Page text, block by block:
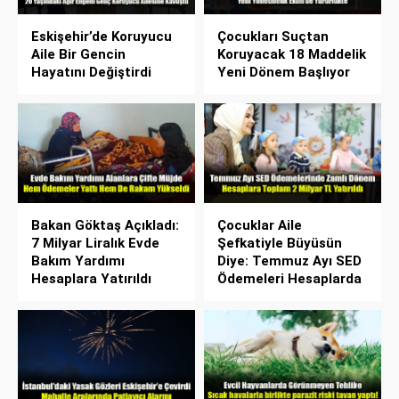
Eskişehir’de Koruyucu
Aile Bir Gencin
Hayatını Değiştirdi
Çocukları Suçtan
Koruyacak 18 Maddelik
Yeni Dönem Başlıyor
Bakan Göktaş Açıkladı:
7 Milyar Liralık Evde
Bakım Yardımı
Hesaplara Yatırıldı
Çocuklar Aile
Şefkatiyle Büyüsün
Diye: Temmuz Ayı SED
Ödemeleri Hesaplarda